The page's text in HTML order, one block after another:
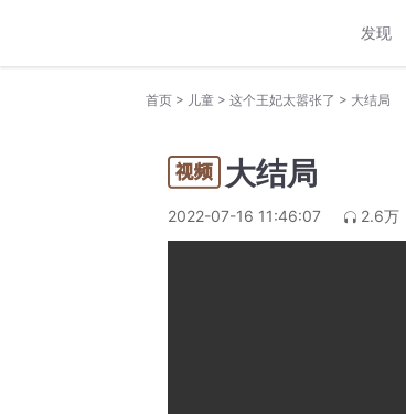
发现
首页 > 儿童 > 这个王妃太嚣张了 > 大结局
大结局
2022-07-16 11:46:07 2.6万